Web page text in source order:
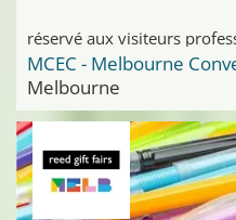
réservé aux visiteurs
Melbourne